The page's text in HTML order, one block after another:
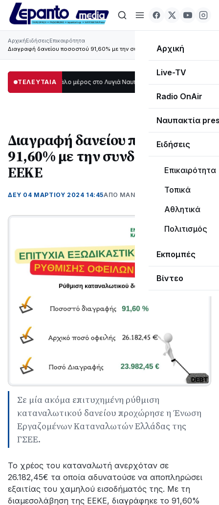
Αρχική
Live-TV
Radio OnAir
Ναυπακτία
Ειδήσεις
Επικαιρότητα
Τοπικά
Αθλητικά
Πολιτισμός
Εκπομπές
Βίντεο
ΑρχικήΕιδήσειςΕπικαιρότητα
Διαγραφή δανείου ποσοστού 91,60% με την συνδρομή της ΕΕΚΕ
ΤΕΛΕΥΤΑΙΑ
μεγάλο μέρος στο Λυγιά Ναυπάκτου12:08
Διαγραφή δανείου ποσοστού
91,60% με την συνδρομή της
ΕΕΚΕ
ΔΕΥ 04 ΜΑΡΤΊΟΥ 2024 14:45ΑΠΌ ΜΑΝΤΩ ΚΑΠΕΝΤΖΩΝΗ
Σε μία ακόμα επιτυχημένη ρύθμιση
καταναλωτικού δανείου προχώρησε η Ένωση
Εργαζομένων Καταναλωτών Ελλάδας της
ΓΣΕΕ.
Το χρέος του καταναλωτή ανερχόταν σε
26.182,45€ τα οποία αδυνατούσε να αποπληρώσει
εξαιτίας του χαμηλού εισοδήματός της. Με τη
διαμεσολάβηση της ΕΕΚΕ, διαγράφηκε το 91,60%